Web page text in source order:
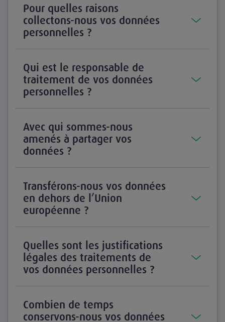
Pour quelles raisons
collectons-nous vos données
personnelles ?
Qui est le responsable de
traitement de vos données
personnelles ?
Avec qui sommes-nous
amenés à partager vos
données ?
Transférons-nous vos données
en dehors de l’Union
européenne ?
Quelles sont les justifications
légales des traitements de
vos données personnelles ?
Combien de temps
conservons-nous vos données